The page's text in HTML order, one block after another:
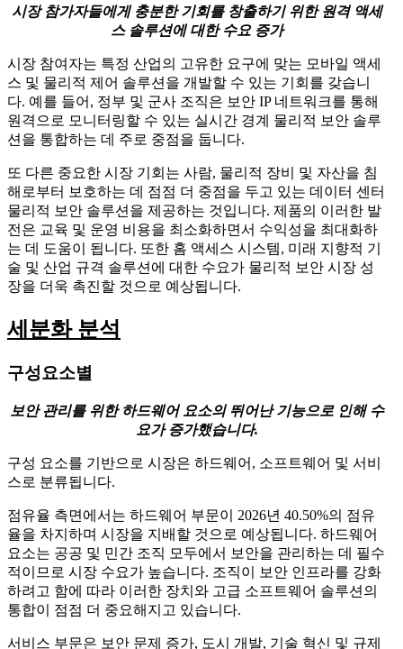
시장 참가자들에게 충분한 기회를 창출하기 위한 원격 액세
스 솔루션에 대한 수요 증가
시장 참여자는 특정 산업의 고유한 요구에 맞는 모바일 액세
스 및 물리적 제어 솔루션을 개발할 수 있는 기회를 갖습니
다. 예를 들어, 정부 및 군사 조직은 보안 IP 네트워크를 통해
원격으로 모니터링할 수 있는 실시간 경계 물리적 보안 솔루
션을 통합하는 데 주로 중점을 둡니다.
또 다른 중요한 시장 기회는 사람, 물리적 장비 및 자산을 침
해로부터 보호하는 데 점점 더 중점을 두고 있는 데이터 센터
물리적 보안 솔루션을 제공하는 것입니다. 제품의 이러한 발
전은 교육 및 운영 비용을 최소화하면서 수익성을 최대화하
는 데 도움이 됩니다. 또한 홈 액세스 시스템, 미래 지향적 기
술 및 산업 규격 솔루션에 대한 수요가 물리적 보안 시장 성
장을 더욱 촉진할 것으로 예상됩니다.
세분화 분석
구성요소별
보안 관리를 위한 하드웨어 요소의 뛰어난 기능으로 인해 수
요가 증가했습니다.
구성 요소를 기반으로 시장은 하드웨어, 소프트웨어 및 서비
스로 분류됩니다.
점유율 측면에서는 하드웨어 부문이 2026년 40.50%의 점유
율을 차지하며 시장을 지배할 것으로 예상됩니다. 하드웨어
요소는 공공 및 민간 조직 모두에서 보안을 관리하는 데 필수
적이므로 시장 수요가 높습니다. 조직이 보안 인프라를 강화
하려고 함에 따라 이러한 장치와 고급 소프트웨어 솔루션의
통합이 점점 더 중요해지고 있습니다.
서비스 부문은 보안 문제 증가, 도시 개발, 기술 혁신 및 규제